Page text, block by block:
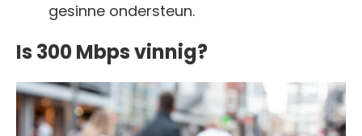
gesinne ondersteun.
Is 300 Mbps vinnig?